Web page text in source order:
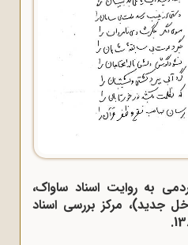
به روایت اسناد ساواک،
47 (با مدخل جدید)، مرکز بررسی اسناد